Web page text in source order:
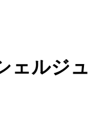
ェルジュ